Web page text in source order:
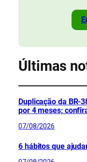
Últimas
Duplicação da BR-
por 4 meses;
07/08/2026
6 hábitos que